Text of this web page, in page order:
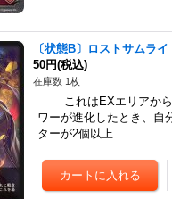
〔状態B〕ロストサムラ
50円(税込)
在庫数 1枚
これはEXエリアから
ワーが進化したとき、自
ターが2個以上…